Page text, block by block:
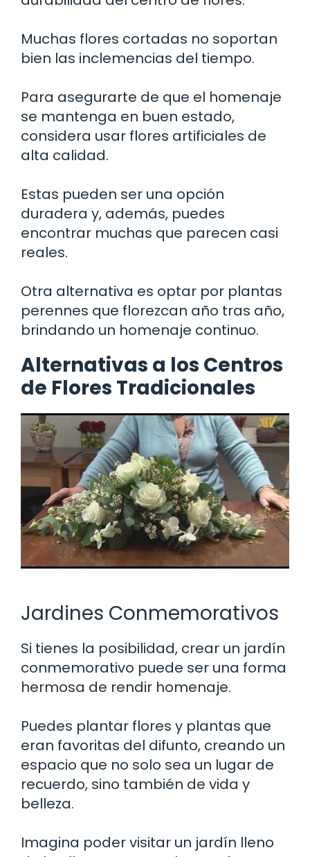
Muchas flores cortadas no soportan
bien las inclemencias del tiempo.
Para asegurarte de que el homenaje
se mantenga en buen estado,
considera usar flores artificiales de
alta calidad.
Estas pueden ser una opción
duradera y, además, puedes
encontrar muchas que parecen casi
reales.
Otra alternativa es optar por plantas
perennes que florezcan año tras año,
brindando un homenaje continuo.
Alternativas a los Centros
de Flores Tradicionales
Jardines Conmemorativos
Si tienes la posibilidad, crear un jardín
conmemorativo puede ser una forma
hermosa de rendir homenaje.
Puedes plantar flores y plantas que
eran favoritas del difunto, creando un
espacio que no solo sea un lugar de
recuerdo, sino también de vida y
belleza.
Imagina poder visitar un jardín lleno